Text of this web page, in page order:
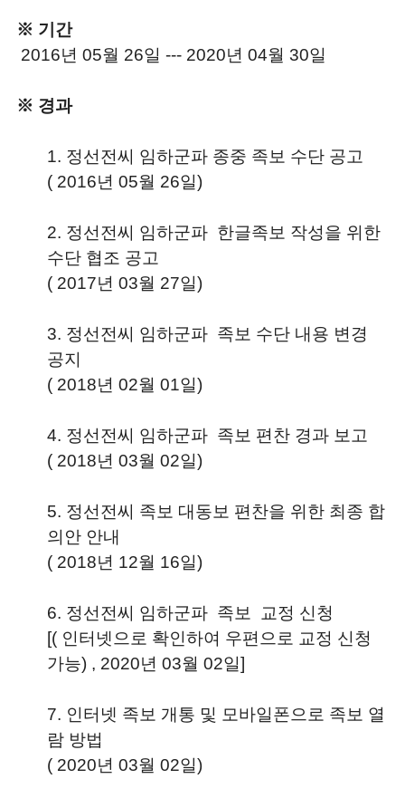
※ 기간
2016년 05월 26일 --- 2020년 04월 30일
※ 경과
1. 정선전씨 임하군파 종중 족보 수단 공고
( 2016년 05월 26일)
2. 정선전씨 임하군파 한글족보 작성을 위한
수단 협조 공고
( 2017년 03월 27일)
3. 정선전씨 임하군파 족보 수단 내용 변경
공지
( 2018년 02월 01일)
4. 정선전씨 임하군파 족보 편찬 경과 보고
( 2018년 03월 02일)
5. 정선전씨 족보 대동보 편찬을 위한 최종 합
의안 안내
( 2018년 12월 16일)
6. 정선전씨 임하군파 족보 교정 신청
[( 인터넷으로 확인하여 우편으로 교정 신청
가능) , 2020년 03월 02일]
7. 인터넷 족보 개통 및 모바일폰으로 족보 열
람 방법
( 2020년 03월 02일)